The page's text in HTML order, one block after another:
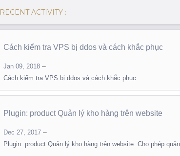
RECENT ACTIVITY :
Cách kiểm tra VPS bị ddos và cách khắc phục
Jan 09, 2018 –
Cách kiểm tra VPS bị ddos và cách khắc phục
Plugin: product Quản lý kho hàng trên website
Dec 27, 2017 –
Plugin: product Quản lý kho hàng trên website. Cho phép